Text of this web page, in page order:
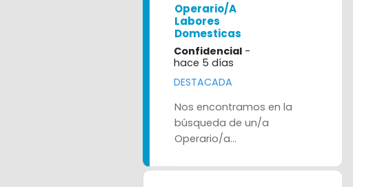
Operario/a
Labores
Domesticas
Confidencial -
hace 5 días
DESTACADA
Nos encontramos en la
búsqueda de un/a
Operario/a...